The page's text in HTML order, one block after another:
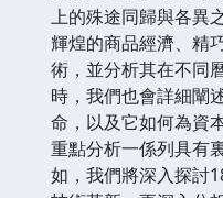
上的殊途同歸與各異
輝煌的商品經濟、精
術，並分析其在不同
時，我們也會詳細闡
命，以及它如何為資
重點分析一係列具有
如，我們將深入探討